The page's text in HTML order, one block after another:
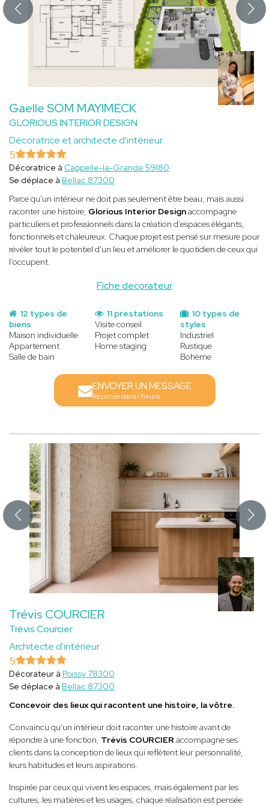
Gaelle SOM MAYIMECK
GLORIOUS INTERIOR DESIGN
Décoratrice et architecte d'intérieur
Fiche decorateur
5
Décoratrice à Cappelle-la-Grande 59180
Se déplace à Bellac 87300
Parce qu'un intérieur ne doit pas seulement être beau, mais aussi
raconter une histoire, Glorious Interior Designaccompagne
particuliers et professionnels dans la création d'espaces élégants,
fonctionnels et chaleureux. Chaque projet est pensé sur mesure pour
révéler tout le potentiel d'un lieu et améliorer le quotidien de ceux qui
l'occupent.
12 types de
biens
Maison individuelle
Appartement
Salle de bain
10 types de
styles
Industriel
Rustique
Bohème
11 prestations
Visite conseil
Projet complet
Home staging
ENVOYER UN MESSAGE
Réponse dans l'heure
Trévis COURCIER
Trévis Courcier
Architecte d'intérieur
5
Décorateur à Poissy 78300
Se déplace à Bellac 87300
Concevoir des lieux qui racontent une histoire, la vôtre.
Convaincu qu'un intérieur doit raconter une histoire avant de
répondre à une fonction, Trévis COURCIER accompagne ses
clients dans la conception de lieux qui reflètent leur personnalité,
leurs habitudes et leurs aspirations.
Inspirée par ceux qui vivent les espaces, mais également par les
cultures, les matières et les usages, chaque réalisation est pensée